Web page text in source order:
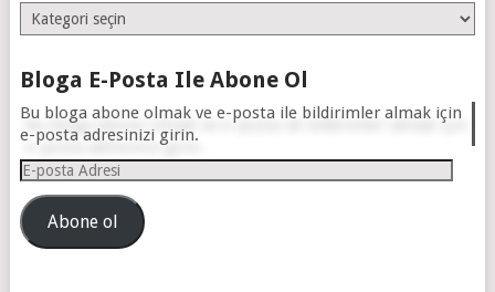
Kategoriler
Bloga E-Posta Ile Abone Ol
Bu bloga abone olmak ve e-posta ile bildirimler almak için
e-posta adresinizi girin.
E-
posta
AdresiAbone ol